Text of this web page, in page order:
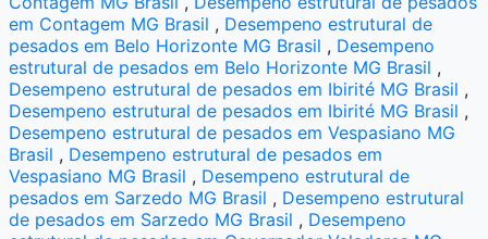
em Contagem MG Brasil , Desempeno estrutural de
pesados em Belo Horizonte MG Brasil , Desempeno
estrutural de pesados em Belo Horizonte MG Brasil ,
Desempeno estrutural de pesados em Ibirité MG Brasil ,
Desempeno estrutural de pesados em Ibirité MG Brasil ,
Desempeno estrutural de pesados em Vespasiano MG
Brasil , Desempeno estrutural de pesados em
Vespasiano MG Brasil , Desempeno estrutural de
pesados em Sarzedo MG Brasil , Desempeno estrutural
de pesados em Sarzedo MG Brasil , Desempeno